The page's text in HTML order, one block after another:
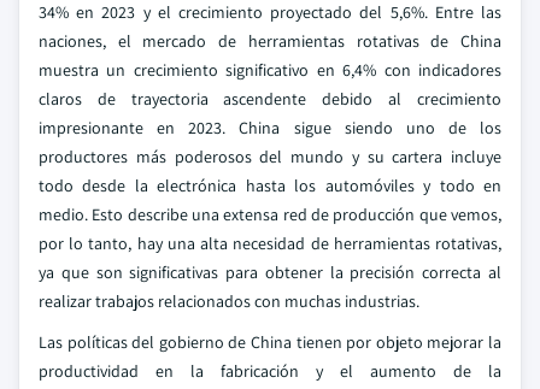
34% en 2023 y el crecimiento proyectado del 5,6%. Entre las
naciones, el mercado de herramientas rotativas de China
muestra un crecimiento significativo en 6,4% con indicadores
claros de trayectoria ascendente debido al crecimiento
impresionante en 2023. China sigue siendo uno de los
productores más poderosos del mundo y su cartera incluye
todo desde la electrónica hasta los automóviles y todo en
medio. Esto describe una extensa red de producción que vemos,
por lo tanto, hay una alta necesidad de herramientas rotativas,
ya que son significativas para obtener la precisión correcta al
realizar trabajos relacionados con muchas industrias.
Las políticas del gobierno de China tienen por objeto mejorar la
productividad en la fabricación y el aumento de la